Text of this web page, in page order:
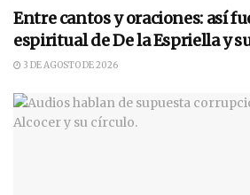
Entre cantos y oraciones: así
espiritual de De la Espriella y
3 DE AGOSTO DE 2026